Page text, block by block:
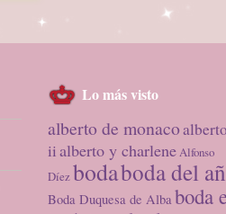
Lo más visto
alberto de monaco
iialberto y charleneAlfonso
Díezbodaboda del
Boda Duquesa de Alba boda